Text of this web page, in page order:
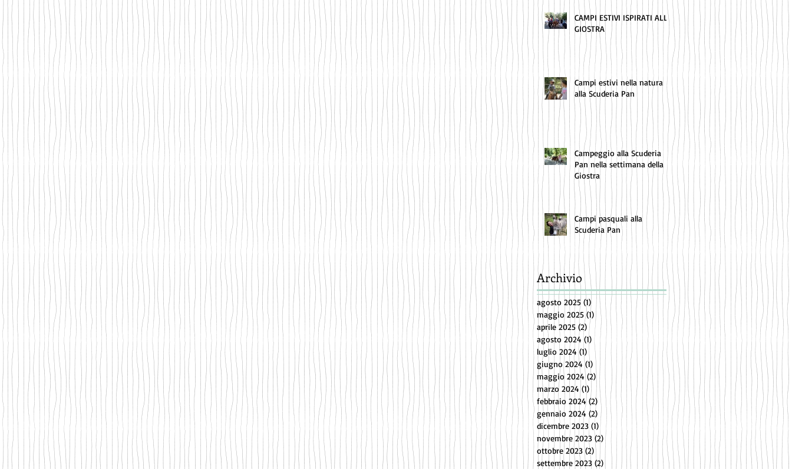
CAMPI ESTIVI ISPIRATI ALLA
GIOSTRA
Campi estivi nella natura
alla Scuderia Pan
Campeggio alla Scuderia
Pan nella settimana della
Giostra
Campi pasquali alla
Scuderia Pan
Archivio
agosto 2025 (1)1 post
maggio 2025 (1) 1 post
aprile 2025 (2) 2 post
agosto 2024 (1) 1 post
luglio 2024 (1) 1 post
giugno 2024 (1)
maggio 2024 (2)
marzo 2024 (1) 1 post
febbraio 2024 (2) 2 post
gennaio 2024 (2) 2 post
dicembre 2023 (1)1 post
novembre 2023 (2)2 post
ottobre 2023 (2)2 post
settembre 2023 (2) 2 post